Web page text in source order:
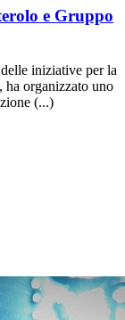
e Gruppo
iniziative per la
ha organizzato uno
(...)